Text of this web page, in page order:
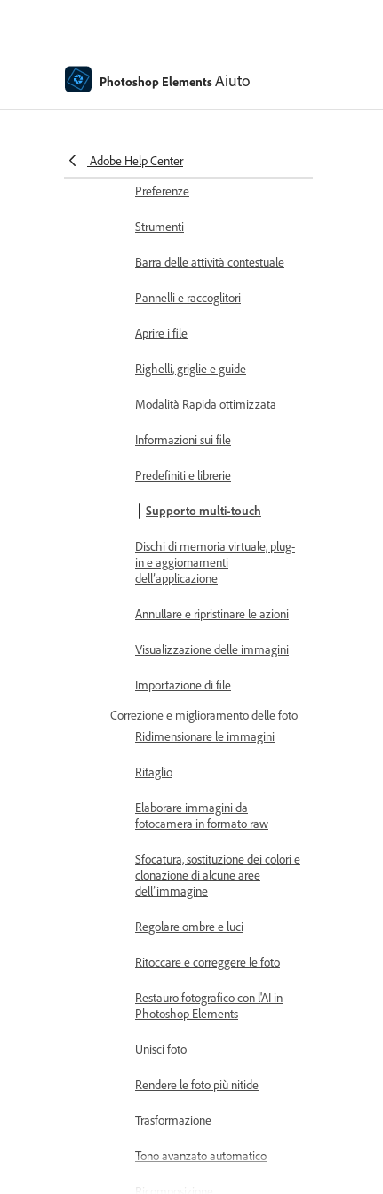
Photoshop ElementsAiuto
Adobe Help Center
Area e ambiente di lavoro
Nozioni di base sull’area di lavoro
Preferenze
Strumenti
Barra delle attività contestuale
Pannelli e raccoglitori
Aprire i file
Righelli, griglie e guide
Modalità Rapida ottimizzata
Informazioni sui file
Predefiniti e librerie
Supporto multi-touch
Dischi di memoria virtuale, plug-
in e aggiornamenti
dell’applicazione
Annullare e ripristinare le azioni
Visualizzazione delle immagini
Importazione di file
Correzione e miglioramento delle foto
Ridimensionare le immagini
Ritaglio
Elaborare immagini da
fotocamera in formato raw
Sfocatura, sostituzione dei colori e
clonazione di alcune aree
dell’immagine
Regolare ombre e luci
Ritoccare e correggere le foto
Restauro fotografico con l'AI in
Photoshop Elements
Unisci foto
Rendere le foto più nitide
Trasformazione
Tono avanzato automatico
Ricomposizione